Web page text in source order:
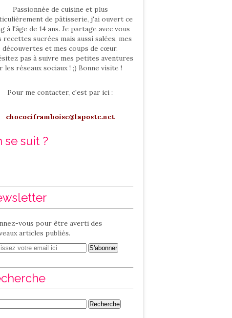
Passionnée de cuisine et plus
de pâtisserie, j'ai ouvert ce
à l'âge de 14 ans. Je partage avec vous
recettes sucrées mais aussi salées, mes
découvertes et mes coups de cœur.
pas à suivre mes petites aventures
les réseaux sociaux ! ;) Bonne visite !
Pour me contacter, c'est par ici :
chocociframboise@laposte.net
se suit ?
vous pour être averti des
articles publiés.